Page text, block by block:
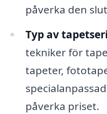
påverka den
Typ av
tekniker för
tapeter,
påverka priset.